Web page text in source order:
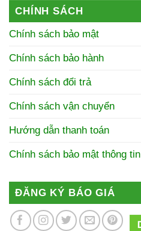
CHÍNH SÁCH
Chính sách bảo mật
Chính sách bảo hành
Chính sách đổi trả
Chính sách vận chuyển
Hướng dẫn thanh toán
Chính sách bảo mật thông tin
ĐĂNG KÝ BÁO GIÁ